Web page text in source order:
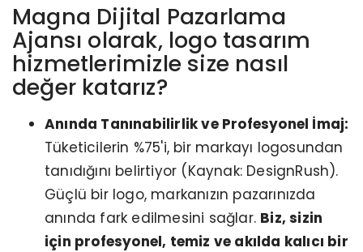
Magna Dijital Pazarlama
Ajansı olarak, logo tasarım
hizmetlerimizle size nasıl
değer katarız?
Anında Tanınabilirlik ve Profesyonel İmaj:
Tüketicilerin %75'i, bir markayı logosundan
tanıdığını belirtiyor (Kaynak: DesignRush).
Güçlü bir logo, markanızın pazarınızda
anında fark edilmesini sağlar. Biz, sizin
için profesyonel, temiz ve akılda kalıcı bir